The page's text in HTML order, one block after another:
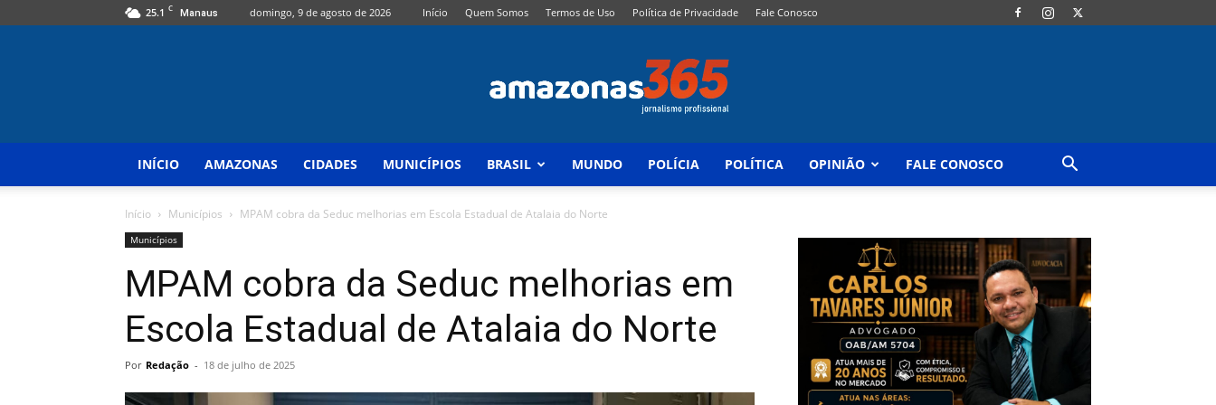
25.1 C Manaus domingo, 9 de agosto de 2026 Início Quem Somos Termos de Uso Política de Privacidade Fale Conosco
365
INÍCIO AMAZONAS CIDADES MUNICÍPIOS BRASIL MUNDO POLÍCIA POLÍTICA OPINIÃO FALE CONOSCO
Início Municípios MPAM cobra da Seduc melhorias em Escola Estadual de Atalaia do Norte
Municípios
MPAM cobra da Seduc melhorias em
Escola Estadual de Atalaia do Norte
Por Redação - 18 de julho de 2025